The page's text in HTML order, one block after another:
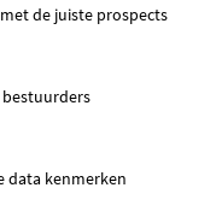
de juiste prospects
data kenmerken